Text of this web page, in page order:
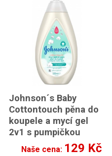
Johnson´s Baby
Cottontouch pěna do
koupele a mycí gel
2v1 s pumpičkou
500ml
Naše cena: 129 Kč